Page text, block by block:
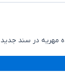
مهریه در سند جدید